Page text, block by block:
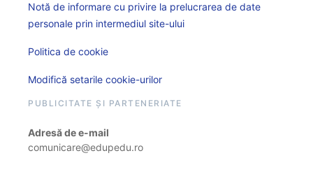
Notă de informare cu privire la prelucrarea de date
personale prin intermediul site-ului
Politica de cookie
Modifică setarile cookie-urilor
PUBLICITATE ȘI PARTENERIATE
Adresă de e-mail
comunicare@edupedu.ro